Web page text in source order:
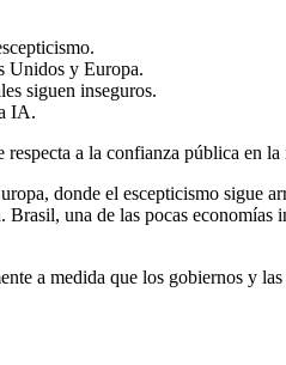
Unidos y Europa.
siguen inseguros.
IA.
a la confianza pública en
donde el escepticismo sigue
una de las pocas economías
a medida que los gobiernos y